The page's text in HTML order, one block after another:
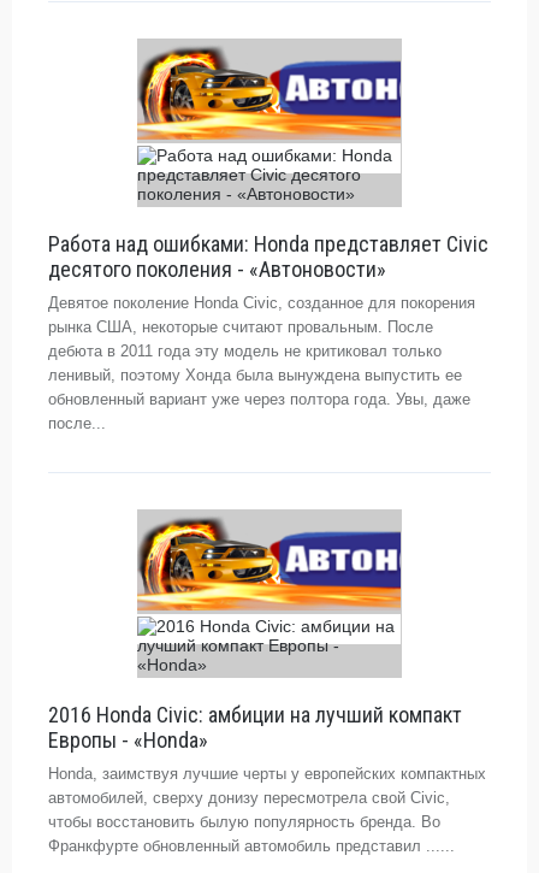
Работа над ошибками: Honda представляет Civic
десятого поколения - «Автоновости»
Девятое поколение Honda Civic, созданное для покорения
рынка США, некоторые считают провальным. После
дебюта в 2011 года эту модель не критиковал только
ленивый, поэтому Хонда была вынуждена выпустить ее
обновленный вариант уже через полтора года. Увы, даже
после...
2016 Honda Civic: амбиции на лучший компакт
Европы - «Honda»
Honda, заимствуя лучшие черты у европейских компактных
автомобилей, сверху донизу пересмотрела свой Civic,
чтобы восстановить былую популярность бренда. Во
Франкфурте обновленный автомобиль представил ......